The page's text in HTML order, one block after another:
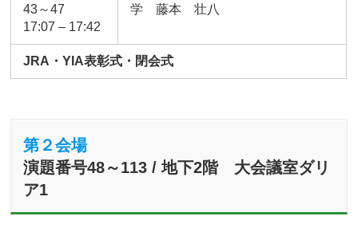
43～47
17:07 – 17:42
学 藤本 壮八
JRA・YIA表彰式・閉会式
第２会場
演題番号48～113 / 地下2階 大会議室ダリ
ア1